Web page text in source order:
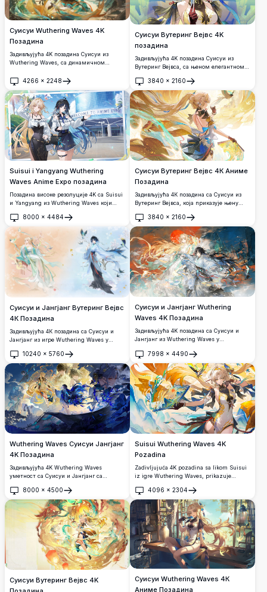
Суисуи Wuthering Waves 4K
Позадина
Задивљујућа 4K позадина Суисуи из
Wuthering Waves, са динамичном
мачевима, златним шараном и
задивљујућим пејзажом кинеског
сликарства тушем са магловитим
планинама и живописним бојама.
4266 × 2248
Отвори
Суисуи Вутеринг Вејвс 4K
позадина
Задивљујућа 4K позадина Суисуи из
Вутеринг Вејвса, са њеном елегантном
украшеним оутфитом са аксесоаром
плаве птице. Аниме уметничко дело
високе резолуције са живописном жутом
и плавом позадином.
3840 × 2160
Отвори
Suisui i Yangyang Wuthering
Waves Anime Expo позадина
Позадина високе резолуције 4K са Suisui
и Yangyang из Wuthering Waves који
Anime Expo. Оба лика носе стилске беле
хаљине са спуштеним раменима под
ведрим плавим небом.
8000 × 4484
Отвори
Суисуи Вутеринг Вејвс 4К Аниме
Позадина
Задивљујућа 4К позадина са Суисуи из
Вутеринг Вејвса, која приказује њену
традиционалну одећу и магичне птице у
задивљујућем фантазијском уметничком
делу у високој резолуцији.
3840 × 2160
Отвори
Суисуи и Јангјанг Вутеринг Вејвс
4К Позадина
Задивљујућа 4К позадина са Суисуи и
Јангјанг из игре Wuthering Waves у
трешњиним цветовима и шареним
птицама, приказана у прелепом стилу
кинеске акварелне уметности.
10240 × 5760
Отвори
Суисуи и Јангјанг Wuthering
Waves 4K Позадина
Задивљујућа 4K позадина са Суисуи и
Јангјанг из Wuthering Waves у
позадини драматичног неба са црвеним
сунцем, лелујавим хаљинама и сјајним
мачевима у задивљујућем стилу кинеске
фантастичне уметности.
7998 × 4490
Отвори
Wuthering Waves Суисуи Јангјанг
4K Позадина
Задивљујућа 4K Wuthering Waves
уметност са Суисуи и Јангјанг са
фантастичним елементима. Епска
аниме композиција са перјем које
лепрша, мистичним бићима и
задивљујућим небеским пејзажима.
8000 × 4500
Отвори
Suisui Wuthering Waves 4K
Pozadina
Zadivljujuća 4K pozadina sa likom Suisui
iz igre Wuthering Waves, prikazuje
tradicionalnom kineskom kulturom, koji
vitla mačem pored veličanstvenog zmaja u
živopisnom umetničkom delu visoke
rezolucije.
4096 × 2304
Отвори
Суисуи Вутеринг Вејвс 4K
Суисуи Wuthering Waves 4К
Аниме Позадина